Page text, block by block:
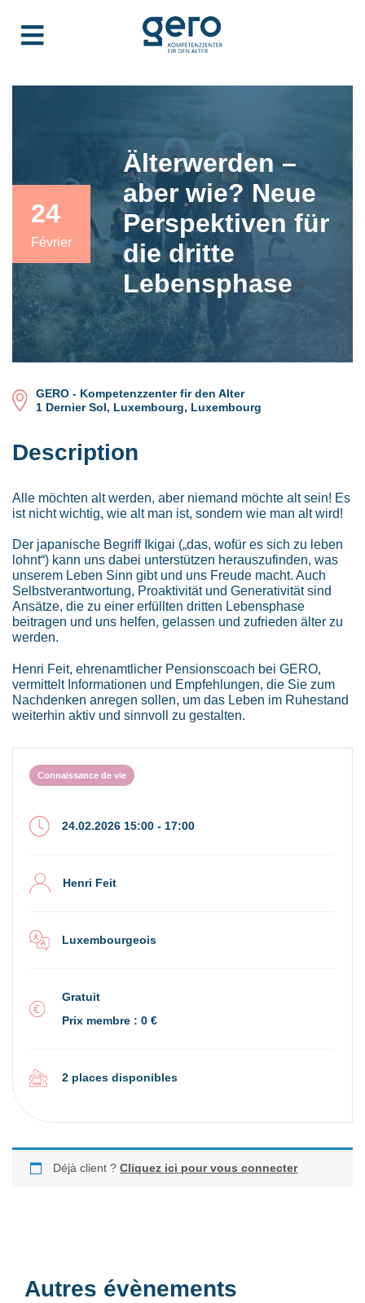
24
Février
Älterwerden –
aber wie? Neue
Perspektiven für
die dritte
Lebensphase
GERO - Kompetenzzenter fir den Alter
1 Dernier Sol, Luxembourg, Luxembourg
Description
Alle möchten alt werden, aber niemand möchte alt sein! Es
ist nicht wichtig, wie alt man ist, sondern wie man alt wird!
Der japanische Begriff Ikigai („das, wofür es sich zu leben
lohnt“) kann uns dabei unterstützen herauszufinden, was
unserem Leben Sinn gibt und uns Freude macht. Auch
Selbstverantwortung, Proaktivität und Generativität sind
Ansätze, die zu einer erfüllten dritten Lebensphase
beitragen und uns helfen, gelassen und zufrieden älter zu
werden.
Henri Feit, ehrenamtlicher Pensionscoach bei GERO,
vermittelt Informationen und Empfehlungen, die Sie zum
Nachdenken anregen sollen, um das Leben im Ruhestand
weiterhin aktiv und sinnvoll zu gestalten.
Connaissance de vie
24.02.2026 15:00 - 17:00
Henri Feit
Luxembourgeois
Gratuit
Prix membre : 0 €
2 places disponibles
Déjà client ?Cliquez ici pour vous connecter
Autres évènements